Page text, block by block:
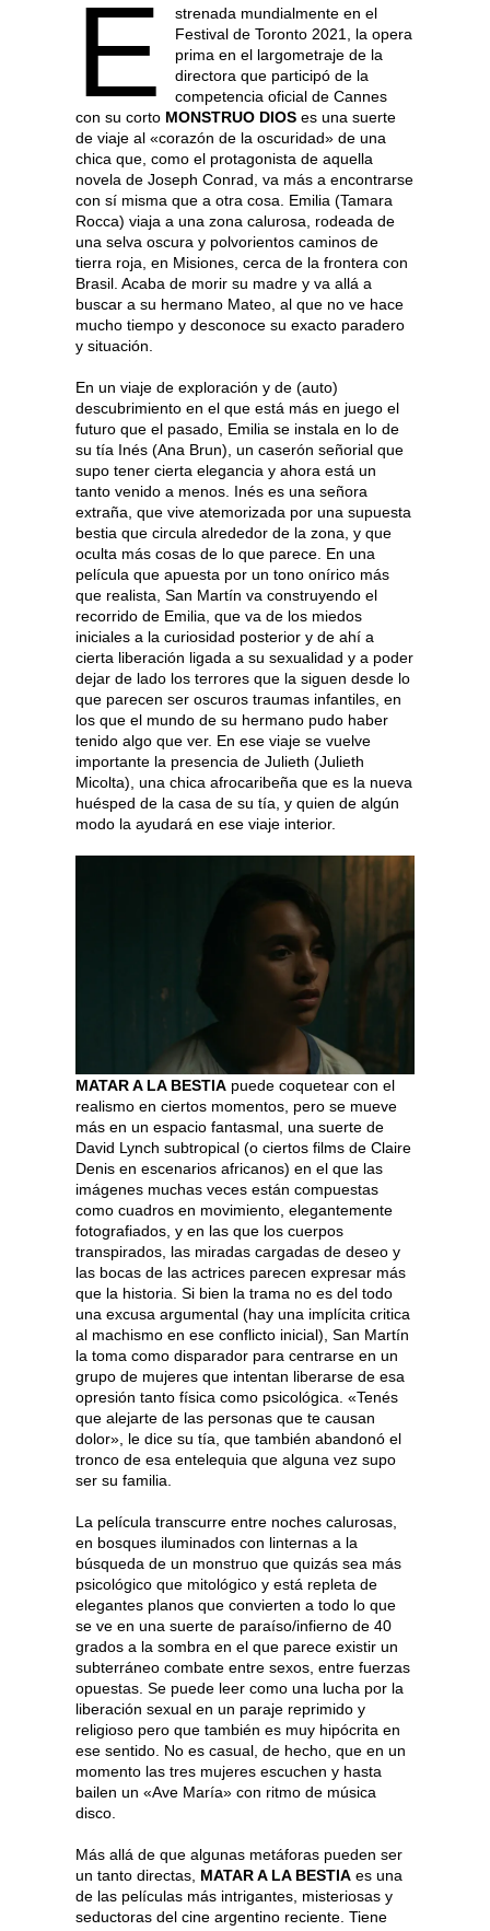
E
strenada mundialmente en el
Festival de Toronto 2021, la opera
prima en el largometraje de la
directora que participó de la
competencia oficial de Cannes
con su corto MONSTRUO DIOS es una suerte
de viaje al «corazón de la oscuridad» de una
chica que, como el protagonista de aquella
novela de Joseph Conrad, va más a encontrarse
con sí misma que a otra cosa. Emilia (Tamara
Rocca) viaja a una zona calurosa, rodeada de
una selva oscura y polvorientos caminos de
tierra roja, en Misiones, cerca de la frontera con
Brasil. Acaba de morir su madre y va allá a
buscar a su hermano Mateo, al que no ve hace
mucho tiempo y desconoce su exacto paradero
y situación.
En un viaje de exploración y de (auto)
descubrimiento en el que está más en juego el
futuro que el pasado, Emilia se instala en lo de
su tía Inés (Ana Brun), un caserón señorial que
supo tener cierta elegancia y ahora está un
tanto venido a menos. Inés es una señora
extraña, que vive atemorizada por una supuesta
bestia que circula alrededor de la zona, y que
oculta más cosas de lo que parece. En una
película que apuesta por un tono onírico más
que realista, San Martín va construyendo el
recorrido de Emilia, que va de los miedos
iniciales a la curiosidad posterior y de ahí a
cierta liberación ligada a su sexualidad y a poder
dejar de lado los terrores que la siguen desde lo
que parecen ser oscuros traumas infantiles, en
los que el mundo de su hermano pudo haber
tenido algo que ver. En ese viaje se vuelve
importante la presencia de Julieth (Julieth
Micolta), una chica afrocaribeña que es la nueva
huésped de la casa de su tía, y quien de algún
modo la ayudará en ese viaje interior.
MATAR A LA BESTIA puede coquetear con el
realismo en ciertos momentos, pero se mueve
más en un espacio fantasmal, una suerte de
David Lynch subtropical (o ciertos films de Claire
Denis en escenarios africanos) en el que las
imágenes muchas veces están compuestas
como cuadros en movimiento, elegantemente
fotografiados, y en las que los cuerpos
transpirados, las miradas cargadas de deseo y
las bocas de las actrices parecen expresar más
que la historia. Si bien la trama no es del todo
una excusa argumental (hay una implícita critica
al machismo en ese conflicto inicial), San Martín
la toma como disparador para centrarse en un
grupo de mujeres que intentan liberarse de esa
opresión tanto física como psicológica. «Tenés
que alejarte de las personas que te causan
dolor», le dice su tía, que también abandonó el
tronco de esa entelequia que alguna vez supo
ser su familia.
La película transcurre entre noches calurosas,
en bosques iluminados con linternas a la
búsqueda de un monstruo que quizás sea más
psicológico que mitológico y está repleta de
elegantes planos que convierten a todo lo que
se ve en una suerte de paraíso/infierno de 40
grados a la sombra en el que parece existir un
subterráneo combate entre sexos, entre fuerzas
opuestas. Se puede leer como una lucha por la
liberación sexual en un paraje reprimido y
religioso pero que también es muy hipócrita en
ese sentido. No es casual, de hecho, que en un
momento las tres mujeres escuchen y hasta
bailen un «Ave María» con ritmo de música
disco.
Más allá de que algunas metáforas pueden ser
un tanto directas, MATAR A LA BESTIA es una
de las películas más intrigantes, misteriosas y
seductoras del cine argentino reciente. Tiene